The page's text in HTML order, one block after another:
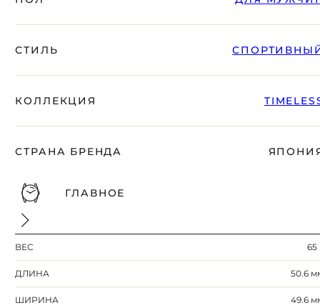
ГАРАНТИЯ 12-24 МЕСЯЦА
ОТПРАВКА В ДЕНЬ ЗАКАКА
Telegram
С НАШИМ ЭКСПЕРТОМ
СТИЛЬ
КОЛЛЕКЦИЯ
СТРАНА БРЕНДА
ГЛАВНОЕ
ВЕС 65
ДЛИНА 50.6
ШИРИНА 49.6